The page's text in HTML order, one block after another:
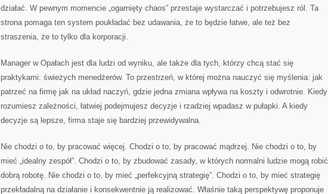
działać. W pewnym momencie „ogarnięty chaos” przestaje wystarczać i potrzebujesz ról. Ta
strona pomaga ten system poukładać bez udawania, że to będzie łatwe, ale też bez
straszenia, że to tylko dla korporacji.
Manager w Opałach jest dla ludzi od wyniku, ale także dla tych, którzy chcą stać się
praktykami: świeżych menedżerów. To przestrzeń, w której można nauczyć się myślenia: jak
patrzeć na firmę jak na układ naczyń, gdzie jedna zmiana wpływa na koszty i odwrotnie. Kiedy
rozumiesz zależności, łatwiej podejmujesz decyzje i rzadziej wpadasz w pułapki. A kiedy
decyzje są lepsze, firma staje się bardziej przewidywalna.
Nie chodzi o to, by pracować więcej. Chodzi o to, by pracować mądrzej. Nie chodzi o to, by
mieć „idealny zespół”. Chodzi o to, by zbudować zasady, w których normalni ludzie mogą robić
dobrą robotę. Nie chodzi o to, by mieć „perfekcyjną strategię”. Chodzi o to, by mieć strategię
przekładalną na działanie i konsekwentnie ją realizować. Właśnie taką perspektywę proponuje